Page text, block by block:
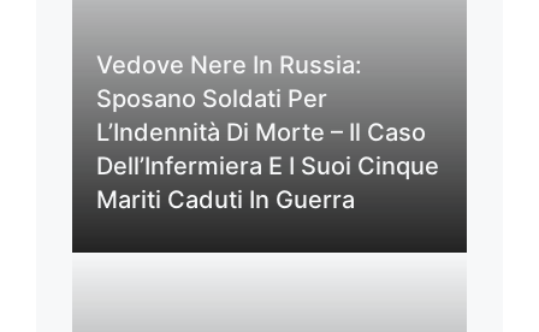
Vedove Nere In Russia:
Sposano Soldati Per
L’Indennità Di Morte – Il Caso
Dell’Infermiera E I Suoi Cinque
Mariti Caduti In Guerra